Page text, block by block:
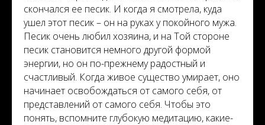
скончался ее песик. И когда я смотрела, куда
ушел этот песик – он на руках у покойного мужа.
Песик очень любил хозяина, и на Той стороне
песик становится немного другой формой
энергии, но он по-прежнему радостный и
счастливый. Когда живое существо умирает, оно
начинает освобождаться от самого себя, от
представлений от самого себя. Чтобы это
понять, вспомните глубокую медитацию, какие-